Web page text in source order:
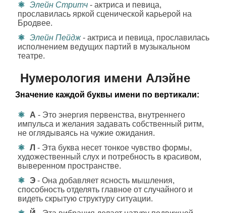
Элейн Стритч - актриса и певица,
прославилась яркой сценической карьерой на
Бродвее.
Элейн Пейдж- актриса и певица, прославилась
исполнением ведущих партий в музыкальном
театре.
Нумерология имени Алэйне
Значение каждой буквы имени по вертикали:
А - Это энергия первенства, внутреннего
импульса и желания задавать собственный ритм,
не оглядываясь на чужие ожидания.
Л - Эта буква несет тонкое чувство формы,
художественный слух и потребность в красивом,
выверенном пространстве.
Э - Она добавляет ясность мышления,
способность отделять главное от случайного и
видеть скрытую структуру ситуации.